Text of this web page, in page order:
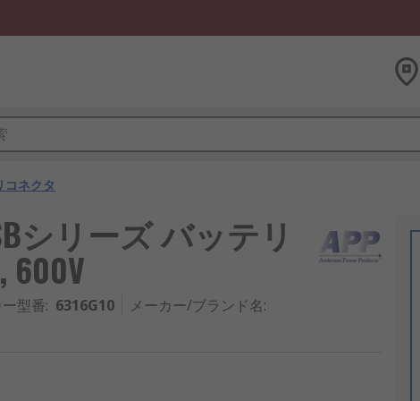
コネクタ
シリーズ バッテリ
600V
型番: 6316G10 メーカー/ブランド名: